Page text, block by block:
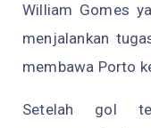
William Gomes
menjalankan
membawa Porto
Setelah gol